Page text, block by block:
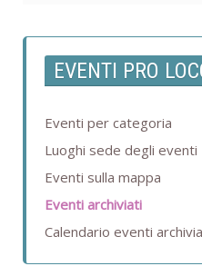
EVENTI PRO
Eventi per categoria
Luoghi sede degli eventi
Eventi sulla mappa
Eventi archiviati
Calendario eventi